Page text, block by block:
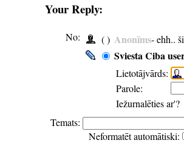
Your Reply:
No: ( ) Anonīms- ehh..
Sviesta Ciba
Lietotājvārds:
Parole:
Iežurnalēties ar'?
Temats:
Neformatēt automātiski: